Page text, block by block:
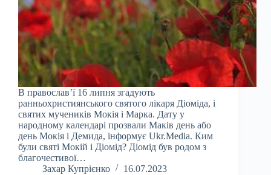
В православ’ї 16 липня згадують
ранньохристиянського святого лікаря Діоміда, і
святих мучеників Мокія і Марка. Дату у
народному календарі прозвали Маків день або
день Мокія і Демида, інформує Ukr.Media. Ким
були святі Мокій і Діомід? Діомід був родом з
благочестивої…
Захар Купрієнко
16.07.2023